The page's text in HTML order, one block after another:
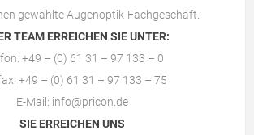
gewählteAugenoptik-Fachgeschäft
TEAM ERREICHEN SIE UNTER:
+49 – (0) 61 31 – 97 133 – 0
+49 – (0) 61 31 – 97 133 – 75
E-Mail: info@pricon.de
SIE ERREICHEN UNS